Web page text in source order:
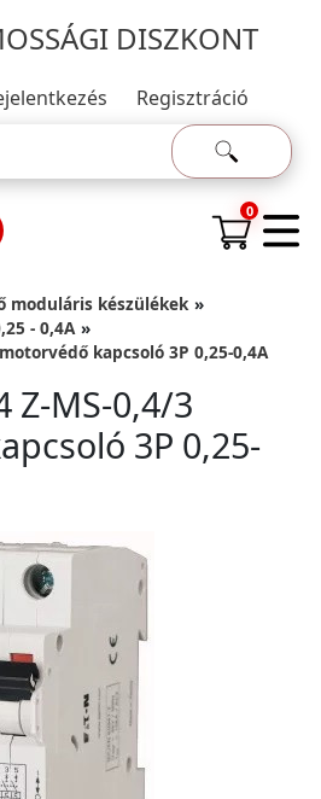
DISZKONT
Regisztráció
0
moduláris készülékek
- 0,4A
kapcsoló 3P 0,25-0,4A
Z-MS-0,4/3
3P 0,25-